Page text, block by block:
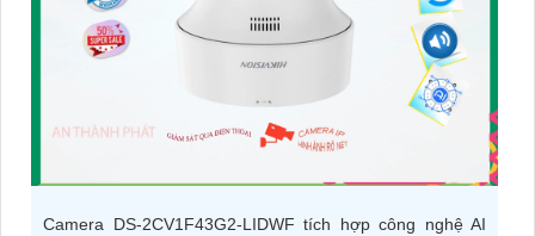
TƯ
VẤN
Camera DS-2CV1F43G2-LIDWF tích hợp công nghệ AI